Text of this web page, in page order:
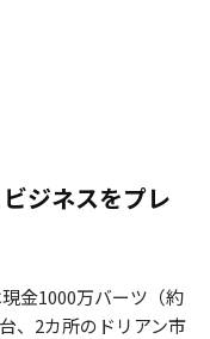
ジネスをプレ
金1000万バーツ（約
、2カ所のドリアン市